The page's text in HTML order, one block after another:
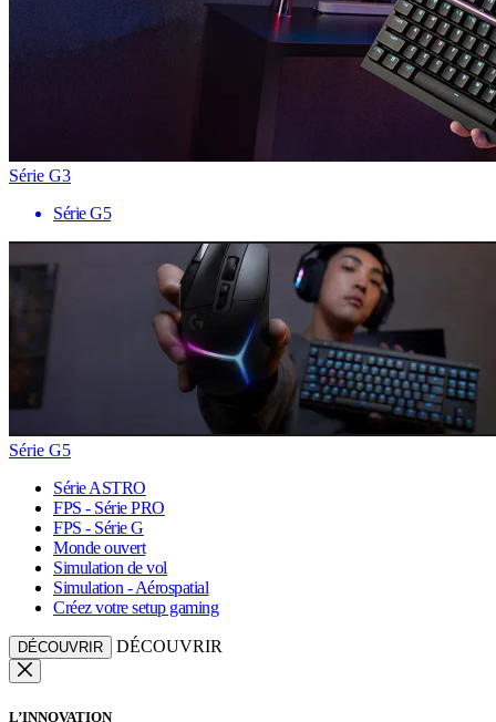
Série G3
Série G5
Série G5
Série ASTRO
FPS - Série PRO
FPS - Série G
Monde ouvert
Simulation de vol
Simulation - Aérospatial
Créez votre setup gaming
DÉCOUVRIR DÉCOUVRIR
L’INNOVATION